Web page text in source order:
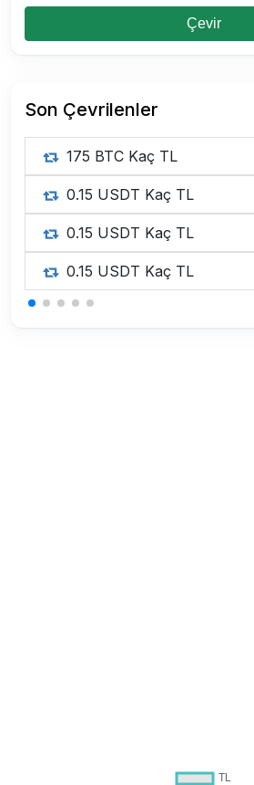
Çevir
Son Çevrilenler
175 BTC Kaç TL
0.15 USDT Kaç TL
0.15 USDT Kaç TL
0.15 USDT Kaç TL